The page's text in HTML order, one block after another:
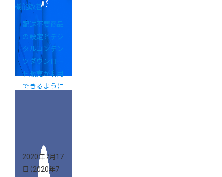
機能改善
配送不要商品
の設定とデジ
タルコンテン
ツダウンロー
ド販売が利用
できるように
2020年7月17
日 （2020年7